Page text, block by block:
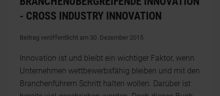
- CROSS INDUSTRY INNOVATION
Beitrag veröffentlicht am 30. Dezember 2015
Innovation ist und bleibt ein wichtiger Faktor, wenn
Unternehmen wettbewerbsfähig bleiben und mit den
Branchenführern Schritt halten wollen. Darüber ist